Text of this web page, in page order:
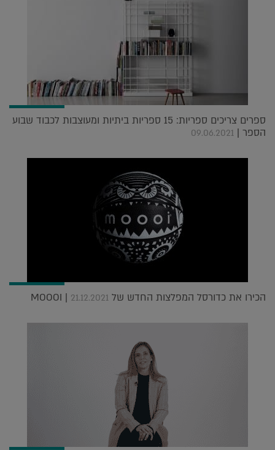
ספרים צריכים ספריות: 15 ספריות ביתיות ומעוצבות לכבוד שבוע
הספר | 09.06.2021
הכירו את כדורסל המפלצות החדש של MOOOI | 21.12.2021